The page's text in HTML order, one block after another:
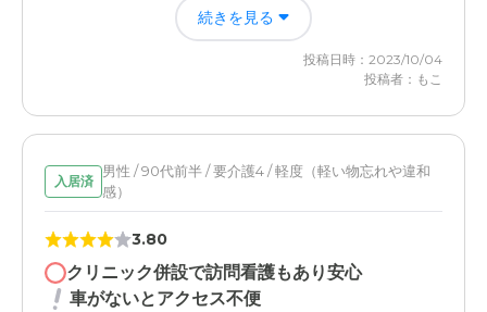
施設で面倒見てもらえるようになり、働きに行くこともで
きるようになったので、経済的な面での悩みが特に解消さ
サービス付き高齢者向け住宅弥栄の園の評価
璧に整っているので安心して入居させられると感じまし
た。
職員・スタッフ・他入居者の雰囲気について
対応が丁寧なので安心できるのと、他の入居者との間をう
まくスタッフさんが取り持ってくれるので、その点安心し
続きを見る
投稿日時：2023/10/04
投稿者：もこ
入居済
男性 / 90代前半 / 要介護4 / 軽度（軽い物忘れや違和
感）
3.80
クリニック併設で訪問看護もあり安心
車がないとアクセス不便